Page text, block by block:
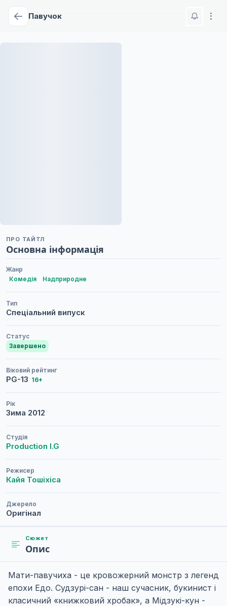
Павучок
ПРО ТАЙТЛ
Основна інформація
Жанр
Комедія
Надприродне
Тип
Спеціальний випуск
Статус
Завершено
Віковий рейтинг
PG-13 16+
Рік
Зима 2012
Студія
Production I.G
Режисер
Кайя Тошіхіса
Джерело
Оригінал
Сюжет
Опис
Мати-павучиха - це кровожерний монстр з легенд
епохи Едо. Судзурі-сан - наш сучасник, букинист і
класичний «книжковий хробак», а Мідзукі-кун -